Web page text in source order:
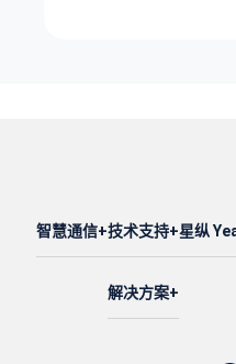
智慧通信 技术支持
解决方案
星纵